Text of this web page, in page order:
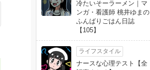
冷たいそーラーメン｜マ
ンガ・看護師 桃井ゆまの
ふんばりごはん日誌
【105】
ライフスタイル
ナースな心理テスト【全